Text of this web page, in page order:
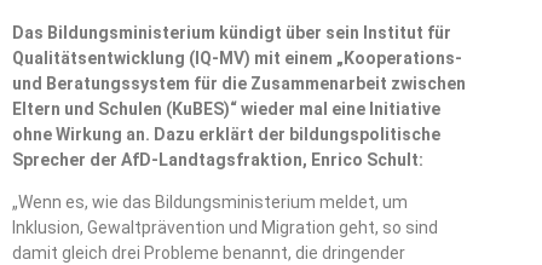
Das Bildungsministerium kündigt über sein Institut für
Qualitätsentwicklung (IQ-MV) mit einem „Kooperations-
und Beratungssystem für die Zusammenarbeit zwischen
Eltern und Schulen (KuBES)“ wieder mal eine Initiative
ohne Wirkung an. Dazu erklärt der bildungspolitische
Sprecher der AfD-Landtagsfraktion, Enrico Schult:
„Wenn es, wie das Bildungsministerium meldet, um
Inklusion, Gewaltprävention und Migration geht, so sind
damit gleich drei Probleme benannt, die dringender